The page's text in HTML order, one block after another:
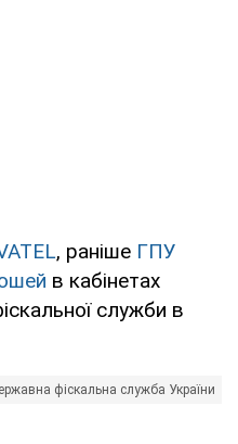
, раніше ГПУ
в кабінетах
служби в
фіскальна служба України